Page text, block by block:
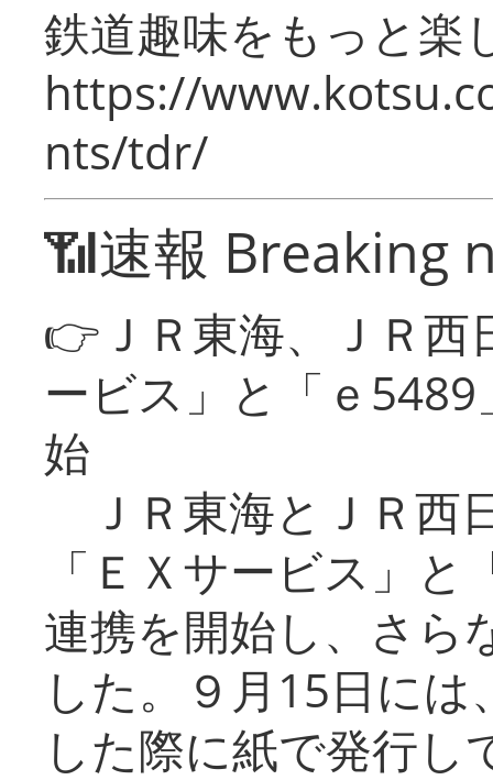
鉄道趣味をもっと楽
https://
nts/tdr/
📶速報 Breaking
👉ＪＲ東海、ＪＲ
ービス」と「ｅ
始
ＪＲ東海とＪＲ西
「ＥＸサービス」
連携を開始し、さら
した。９月15日に
した際に紙で発行し